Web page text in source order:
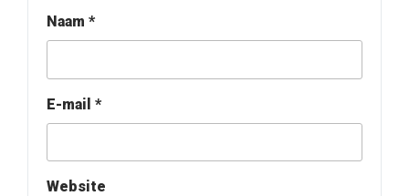
Naam *
E-mail *
Website